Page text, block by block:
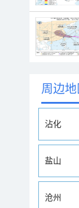
周边地
沾化
盐山
沧州